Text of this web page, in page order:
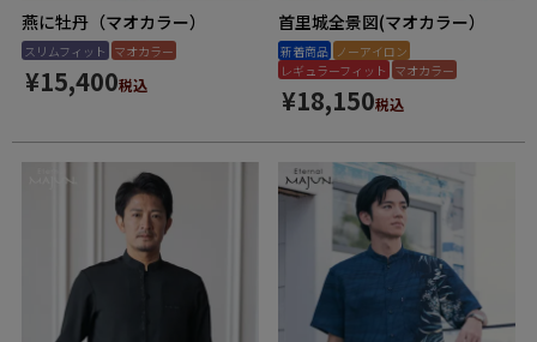
レーベルから探す
燕に牡丹（マオカラー）
スリムフィット マオカラー
¥15,400税込
首里城全景図(マオカラー）
新着商品 ノーアイロン
レギュラーフィット マオカラー
¥18,150税込